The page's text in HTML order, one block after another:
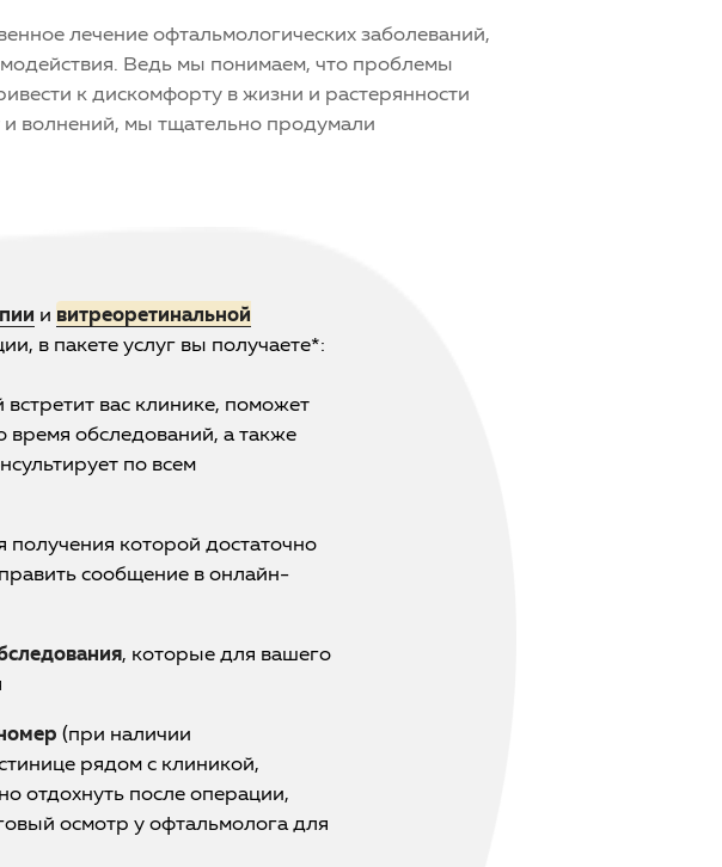
лечение офтальмологических заболеваний,
Ведь мы понимаем, что проблемы
к дискомфорту в жизни и растерянности
и волнений, мы тщательно продумали
и витреоретинальной
в пакете услуг вы получаете*:
вас клинике, поможет
обследований, а также
по всем
получения которой достаточно
сообщение в онлайн-
, которые для вашего
(при наличии
рядом с клиникой,
отдохнуть после операции,
осмотр у офтальмолога для